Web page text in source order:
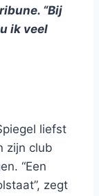
“Bij
ik veel
liefst
zijn club
“Een
zegt